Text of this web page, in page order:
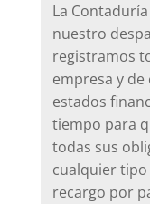
La
nuestro
registramos
empresa y
estados
tiempo para
todas sus
cualquier
recargo por